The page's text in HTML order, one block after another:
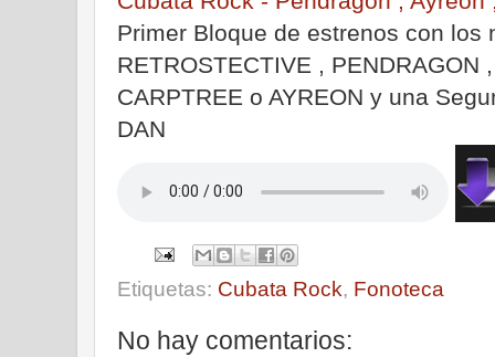
Primer Bloque de estrenos con los
RETROSTECTIVE , PENDRAGON
CARPTREE o AYREON y una
DAN
Etiquetas: Cubata Rock, Fonoteca
No hay comentarios: